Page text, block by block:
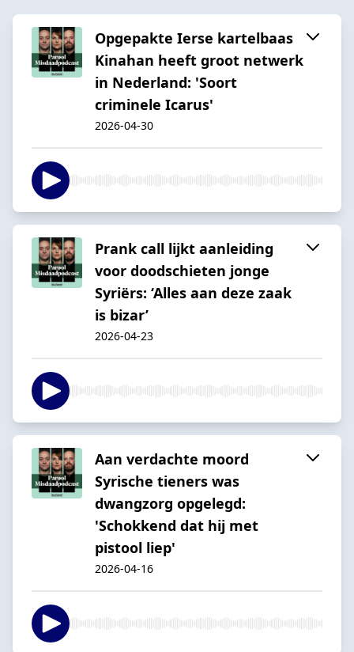
Opgepakte Ierse kartelbaas
Kinahan heeft groot netwerk
in Nederland: 'Soort
criminele Icarus'
2026-04-30
Prank call lijkt aanleiding
voor doodschieten jonge
Syriërs: ‘Alles aan deze zaak
is bizar’
2026-04-23
Aan verdachte moord
Syrische tieners was
dwangzorg opgelegd:
'Schokkend dat hij met
pistool liep'
2026-04-16